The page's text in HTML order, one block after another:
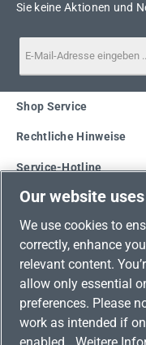
Sie keine Aktionen und
Service-Hotline
Shop Service
Rechtliche Hinweise
Unsere Vorteile
Versandarten
Zahlungsarten
Adresse
Umweltschutz &
Our website
We use cookies to
correctly, enhance
relevant content.
allow only essential
preferences. Please
work as intended if